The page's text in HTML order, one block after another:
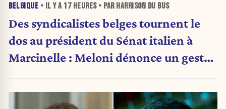
BELGIQUE • IL Y A 17 HEURES• PAR HARRISON DU BUS
Des syndicalistes belges tournent le
dos au président du Sénat italien à
Marcinelle : Meloni dénonce un geste